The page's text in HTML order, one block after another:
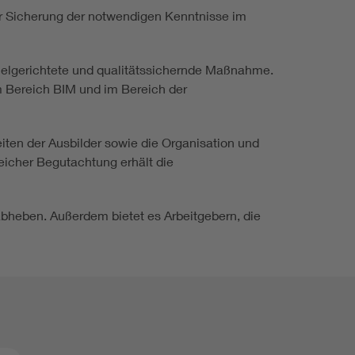
der notwendigen Kenntnisse im
und qualitätssichernde Maßnahme.
BIM und im Bereich der
der Ausbilder sowie die Organisation und
Begutachtung erhält die
Außerdem bietet es Arbeitgebern, die